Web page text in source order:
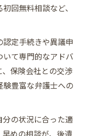
回無料相談など、
認定手続きや異議申
いて専門的なアドバ
保険会社との交渉
豊富な弁護士への
の状況に合った適
めの相談が、後遺